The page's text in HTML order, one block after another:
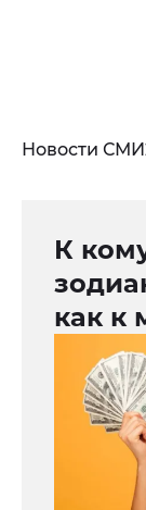
Новости
К
как к